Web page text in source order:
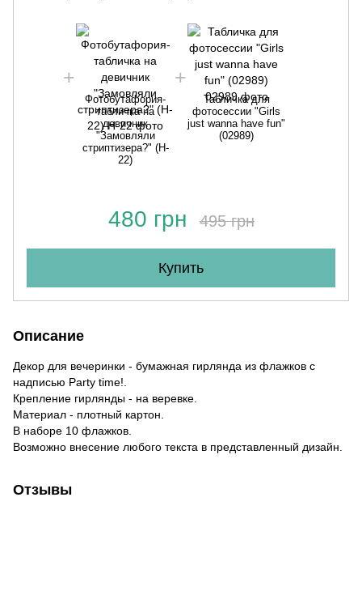
Фотобутафория-
табличка на
девичник
"Замовляли
стриптизера?" (H-
22)
Табличка для
фотосессии "Girls
just wanna have fun"
(02989)
480 грн 495 грн
Купить
Описание
Декор для вечеринки - бумажная гирлянда из флажков с
надписью Party time!.
Крепление гирлянды - на веревке.
Материал - плотный картон.
В наборе 10 флажков.
Возможно внесение любого текста в представленный дизайн.
Отзывы